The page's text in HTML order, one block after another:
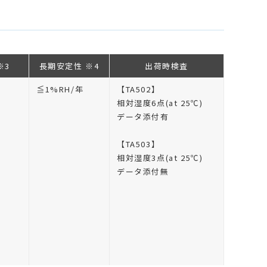
長期安定性 ※4 出荷時検査
≦1%RH/年
【TA502】
相対湿度6点(at 25℃)
データ添付有
【TA503】
相対湿度3点(at 25℃)
データ添付無